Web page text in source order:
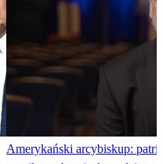
Amerykański arcybiskup: